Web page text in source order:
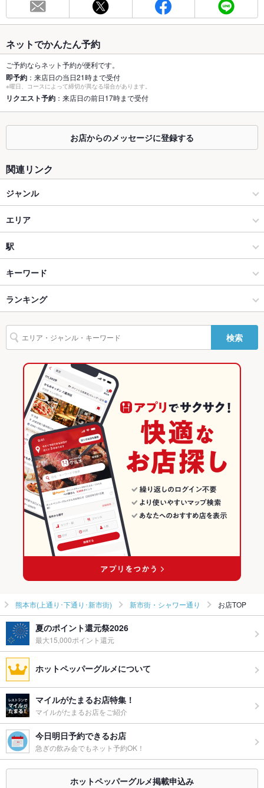
90席(お席のレイアウト等お気軽にお問合せ下さい。)
容人数
さい。)
個室 あり ：※半個室はあります
座敷 あり ：※掘りごたつ席となります
掘りごたつ あり ：※テーブル席もご用意しております
あり ：さく飯やさく飲みに♪
貸切 貸切可 ：※日～木30名様、週末50名様
設備
Wi-Fi
バリアフリ
ー
駐車場
その他設備 カウンター席もあり。
その他
あり ：※お得な飲み放題やってます
食べ放題 なし
カクテル充実
お子様連れ お子様連れOK ：ご家族でもどうぞ。
ウェディン
グパーティ
ー二次会
大歓迎！詳しくはお問い合わせください。
その他ご不明な点はお気軽にお問合せ下さい。
ネットでかんたん予約
ご予約ならネット予約が便利です。
即予約 ：来店日の当日21時まで受付
※曜日、コースによって締切が異なる場合があります。
リクエスト予約 ：来店日の前日17時まで受付
お店からのメッセージに登録する
関連リンク
ジャンル
居酒屋
創作
熊本市(上通り･下通り･新市街) × 居酒屋
熊本市(上通り･下通り･新市街) × 創作
辛島町駅 × 居酒屋
辛島町駅 × 創作
中華全般
熊本市(上通り･下通り･新市街) × 中華
熊本市(上通り･下通り･新市街) × 中華全般
辛島町駅 × 中華
辛島町駅 × 中華全般
エリア
新市街・シャワー通り
新市街・シャワー通り × 居酒屋
新市街・シャワー通り × 創作
新市街・シャワー通り × 中華
新市街・シャワー通り × 中華全般
熊本 × 居酒屋
熊本 × 創作
熊本 × 中華
熊本 × 中華全般
駅
辛島町駅
西辛島町駅
花畑町駅
キーワード
からあげ フライドポテト
ピザ 餃子 水餃子 チャーハン 炭火焼
ランキング
熊本のグルメランキング
熊本の居酒屋ランキング
熊本市(上通り･下通り･新市街)のグルメランキング
熊本市(上通り･下通り･新市街)の居酒屋ランキング
新市街・シャワー通りのグルメランキング
新市街・シャワー通りの居酒屋ランキング
検索
熊本市(上通り･下通り･新市街) 新市街・シャワー通り お店TOP
夏のポイント還元祭2026
最大15,000ポイント還元
ホットペッパーグルメについて
マイルがたまるお店特集！
マイルがたまるお店をご紹介
今日明日予約できるお店
急ぎの飲み会でもネット予約OK！
ホットペッパーグルメ掲載申込み